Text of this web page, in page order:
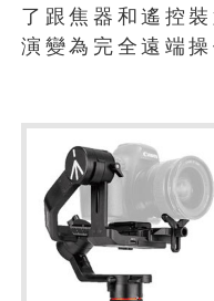
了跟焦器和遙控
演變為完全遠端